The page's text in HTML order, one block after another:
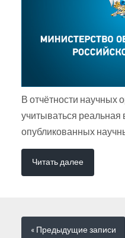
В отчётности научных
учитываться реальная
опубликованных
Читать далее
« Предыдущиезаписи